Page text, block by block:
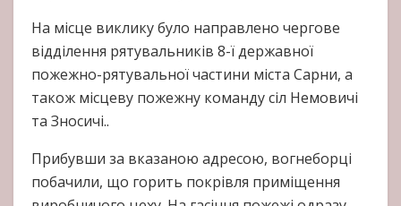
На місце виклику було направлено чергове
відділення рятувальників 8-ї державної
пожежно-рятувальної частини міста Сарни, а
також місцеву пожежну команду сіл Немовичі
та Зносичі..
Прибувши за вказаною адресою, вогнеборці
побачили, що горить покрівля приміщення